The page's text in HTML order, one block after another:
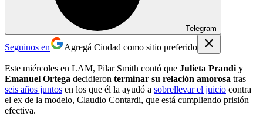
Telegram
Seguinos en Agregá Ciudad como sitio preferido
Este miércoles en LAM, Pilar Smith contó que Julieta Prandi y
Emanuel Ortega decidieron terminar su relación amorosa tras
seis años juntos en los que él la ayudó a sobrellevar el juicio contra
el ex de la modelo, Claudio Contardi, que está cumpliendo prisión
efectiva.